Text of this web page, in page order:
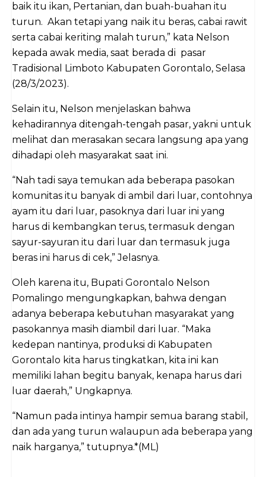
baik itu ikan, Pertanian, dan buah-buahan itu
turun. Akan tetapi yang naik itu beras, cabai rawit
serta cabai keriting malah turun,” kata Nelson
kepada awak media, saat berada di pasar
Tradisional Limboto Kabupaten Gorontalo, Selasa
(28/3/2023).
Selain itu, Nelson menjelaskan bahwa
kehadirannya ditengah-tengah pasar, yakni untuk
melihat dan merasakan secara langsung apa yang
dihadapi oleh masyarakat saat ini.
“Nah tadi saya temukan ada beberapa pasokan
komunitas itu banyak di ambil dari luar, contohnya
ayam itu dari luar, pasoknya dari luar ini yang
harus di kembangkan terus, termasuk dengan
sayur-sayuran itu dari luar dan termasuk juga
beras ini harus di cek,” Jelasnya.
Oleh karena itu, Bupati Gorontalo Nelson
Pomalingo mengungkapkan, bahwa dengan
adanya beberapa kebutuhan masyarakat yang
pasokannya masih diambil dari luar. “Maka
kedepan nantinya, produksi di Kabupaten
Gorontalo kita harus tingkatkan, kita ini kan
memiliki lahan begitu banyak, kenapa harus dari
luar daerah,” Ungkapnya.
“Namun pada intinya hampir semua barang stabil,
dan ada yang turun walaupun ada beberapa yang
naik harganya,” tutupnya.*(ML)